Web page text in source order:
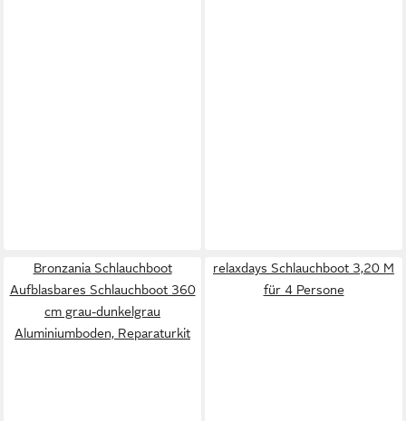
Bronzania Schlauchboot
Aufblasbares Schlauchboot 360
cm grau-dunkelgrau
Aluminiumboden, Reparaturkit
relaxdays Schlauchboot 3,20 M
für 4 Persone